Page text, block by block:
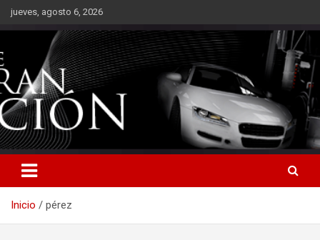
Saltarjueves, agosto 6, 2026
Inicio pérez